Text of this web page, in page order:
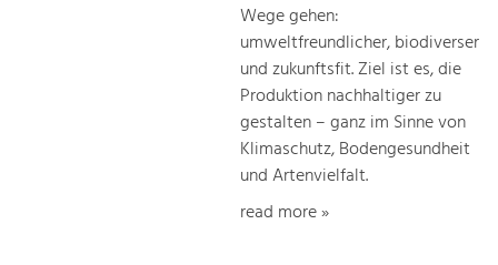
Wege gehen:
umweltfreundlicher, biodiverser
und zukunftsfit. Ziel ist es, die
Produktion nachhaltiger zu
gestalten – ganz im Sinne von
Klimaschutz, Bodengesundheit
und Artenvielfalt.
read more »